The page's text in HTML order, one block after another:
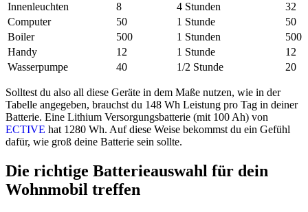
Innenleuchten
8 4 Stunden
32
Computer
50 1 Stunde
50
Boiler
500 1 Stunden
500
Handy
12 1 Stunde
12
Wasserpumpe
40 1/2 Stunde 20
Solltest du also all diese Geräte in dem Maße nutzen, wie in der
Tabelle angegeben, brauchst du 148 Wh Leistung pro Tag in deiner
Batterie. Eine Lithium Versorgungsbatterie (mit 100 Ah) von
ECTIVE hat 1280 Wh. Auf diese Weise bekommst du ein Gefühl
dafür, wie groß deine Batterie sein sollte.
Die richtige Batterieauswahl für dein
Wohnmobil treffen